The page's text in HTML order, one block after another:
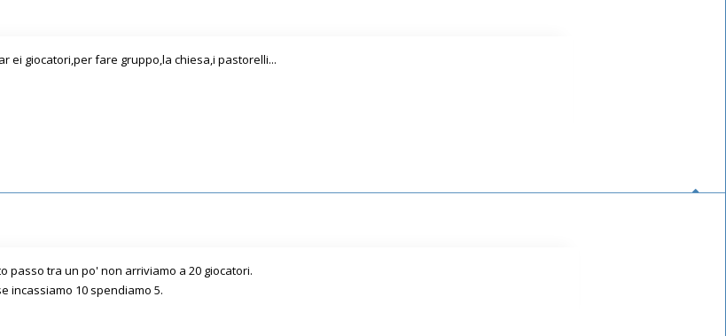
ei giocatori,per fare gruppo,la chiesa,i pastorelli...
passo tra un po' non arriviamo a 20 giocatori.
incassiamo 10 spendiamo 5.